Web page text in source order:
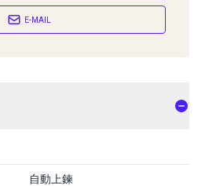
E-MAIL
自動上鍊